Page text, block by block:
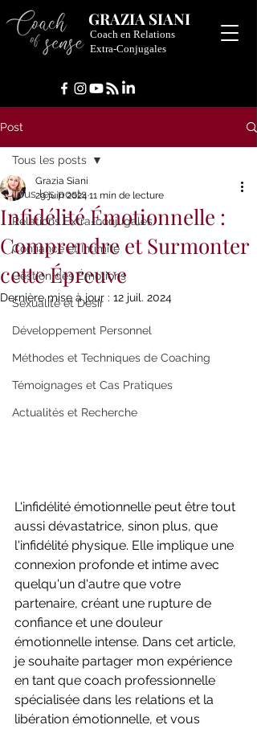
GRAZIA SIANI
Coach en Relations
Extra-Conjugales
Post
Tous les posts
Relations Extra-conjugales
Confiance et Intimité
Gestion des Émotions
Sexualité et Désir
Développement Personnel
Méthodes et Techniques de Coaching
Témoignages et Cas Pratiques
Actualités et Recherche
Tous les posts
Infidélité Émotionnelle :
Comprendre et Surmonter
cette Épreuve
Grazia Siani
29 juin 2024 11 min de lecture
Dernière mise à jour : 12 juil. 2024
L'infidélité émotionnelle peut être tout
aussi dévastatrice, sinon plus, que
l'infidélité physique. Elle implique une
connexion profonde et intime avec
quelqu'un d'autre que votre
partenaire, créant une rupture de
confiance et une douleur
émotionnelle intense. Dans cet article,
je souhaite partager mon expérience
en tant que coach professionnelle
spécialisée dans les relations et la
libération émotionnelle, et vous